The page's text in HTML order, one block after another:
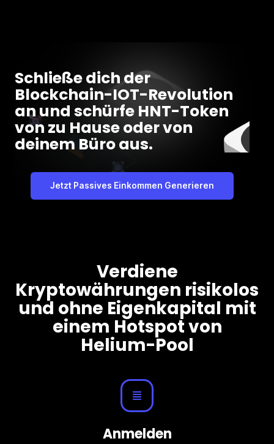
Schließe dich der
Blockchain-IOT-Revolution
an und schürfe HNT-Token
von zu Hause oder von
deinem Büro aus.
Jetzt Passives Einkommen Generieren
Verdiene
Kryptowährungen risikolos
und ohne Eigenkapital mit
einem Hotspot von
Helium-Pool
Anmelden